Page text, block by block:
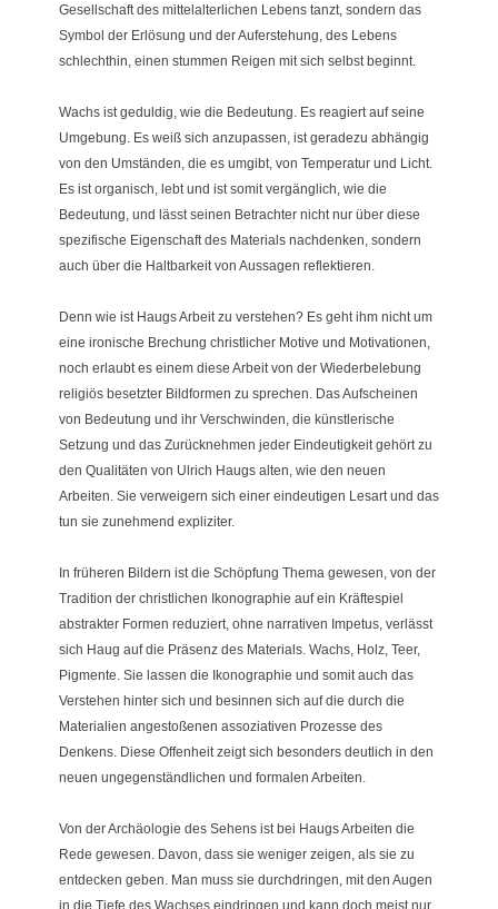
Gesellschaft des mittelalterlichen Lebens tanzt, sondern das
Symbol der Erlösung und der Auferstehung, des Lebens
schlechthin, einen stummen Reigen mit sich selbst beginnt.
Wachs ist geduldig, wie die Bedeutung. Es reagiert auf seine
Umgebung. Es weiß sich anzupassen, ist geradezu abhängig
von den Umständen, die es umgibt, von Temperatur und Licht.
Es ist organisch, lebt und ist somit vergänglich, wie die
Bedeutung, und lässt seinen Betrachter nicht nur über diese
spezifische Eigenschaft des Materials nachdenken, sondern
auch über die Haltbarkeit von Aussagen reflektieren.
Denn wie ist Haugs Arbeit zu verstehen? Es geht ihm nicht um
eine ironische Brechung christlicher Motive und Motivationen,
noch erlaubt es einem diese Arbeit von der Wiederbelebung
religiös besetzter Bildformen zu sprechen. Das Aufscheinen
von Bedeutung und ihr Verschwinden, die künstlerische
Setzung und das Zurücknehmen jeder Eindeutigkeit gehört zu
den Qualitäten von Ulrich Haugs alten, wie den neuen
Arbeiten. Sie verweigern sich einer eindeutigen Lesart und das
tun sie zunehmend expliziter.
In früheren Bildern ist die Schöpfung Thema gewesen, von der
Tradition der christlichen Ikonographie auf ein Kräftespiel
abstrakter Formen reduziert, ohne narrativen Impetus, verlässt
sich Haug auf die Präsenz des Materials. Wachs, Holz, Teer,
Pigmente. Sie lassen die Ikonographie und somit auch das
Verstehen hinter sich und besinnen sich auf die durch die
Materialien angestoßenen assoziativen Prozesse des
Denkens. Diese Offenheit zeigt sich besonders deutlich in den
neuen ungegenständlichen und formalen Arbeiten.
Von der Archäologie des Sehens ist bei Haugs Arbeiten die
Rede gewesen. Davon, dass sie weniger zeigen, als sie zu
entdecken geben. Man muss sie durchdringen, mit den Augen
in die Tiefe des Wachses eindringen und kann doch meist nur